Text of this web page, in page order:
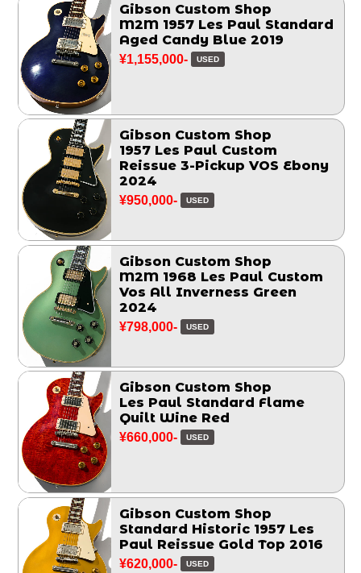
Gibson Custom Shop
M2M 1957 Les Paul Standard
Aged Candy Blue 2019
¥1,155,000- USED
Gibson Custom Shop
1957 Les Paul Custom
Reissue 3-Pickup VOS Ebony
2024
¥950,000- USED
Gibson Custom Shop
M2M 1968 Les Paul Custom
Vos All Inverness Green
2024
¥798,000- USED
Gibson Custom Shop
Les Paul Standard Flame
Quilt Wine Red
¥660,000- USED
Gibson Custom Shop
Standard Historic 1957 Les
Paul Reissue Gold Top 2016
¥620,000- USED